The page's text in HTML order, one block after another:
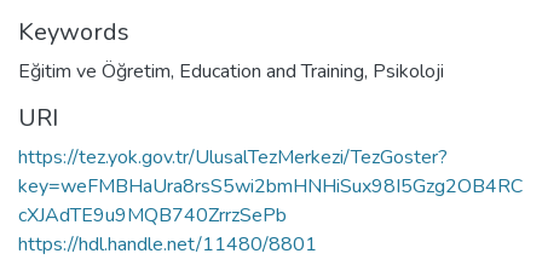
Keywords
Eğitim ve Öğretim, Education and Training, Psikoloji
URI
https://tez.yok.gov.tr/UlusalTezMerkezi/TezGoster?
key=weFMBHaUra8rsS5wi2bmHNHiSux98I5Gzg2OB4RC
cXJAdTE9u9MQB740ZrrzSePb
https://hdl.handle.net/11480/8801